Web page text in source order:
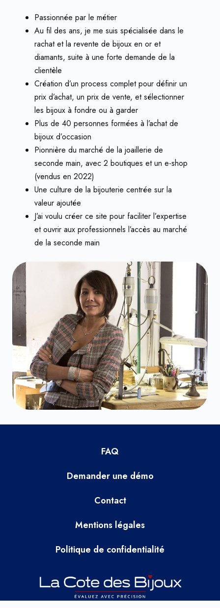
Passionnée par le métier
Au fil des ans, je me suis spécialisée dans le
rachat et la revente de bijoux en or et
diamants, suite à une forte demande de la
clientèle
Création d’un process complet pour définir un
prix d’achat, un prix de vente, et sélectionner
les bijoux à fondre ou à garder
Plus de 40 personnes formées à l’achat de
bijoux d’occasion
Pionnière du marché de la joaillerie de
seconde main, avec 2 boutiques et un e-shop
(vendus en 2022)
Une culture de la bijouterie centrée sur la
valeur ajoutée
J’ai voulu créer ce site pour faciliter l’expertise
et ouvrir aux professionnels l’accès au marché
de la seconde main
FAQ
Demander une démo
Contact
Mentions légales
Politique de confidentialité